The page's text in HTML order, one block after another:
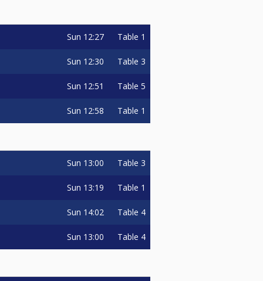
Sun 12:27 Table 1
Sun 12:30 Table 3
Sun 12:51 Table 5
Sun 12:58 Table 1
Sun 13:00 Table 3
Sun 13:19 Table 1
Sun 14:02 Table 4
Sun 13:00 Table 4